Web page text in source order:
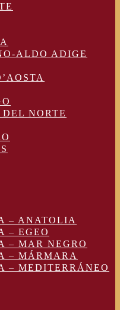
ALDO ADIGE
NORTE
– ANATOLIA
– EGEO
– MAR NEGRO
– MÁRMARA
– MEDITERRÁNEO